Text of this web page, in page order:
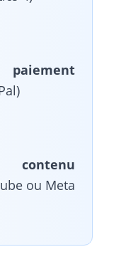
contenu
ou Meta